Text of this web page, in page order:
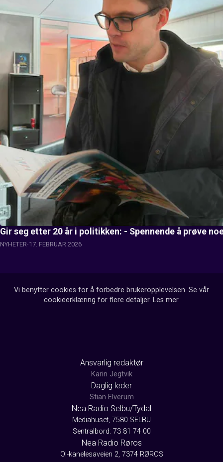
Gir seg etter 20 år i politikken: - Spennende å prøve
NYHETER 17. FEBRUAR 2026
Vi benytter cookies for å forbedre brukeropplevelsen. Se vår
cookieerklæring for flere detaljer. Les mer.
Ansvarlig redaktør
Karin Jegtvik
Daglig leder
Stian Elverum
Nea Radio Selbu/Tydal
Mediahuset, 7580 SELBU
Sentralbord: 73 81 74 00
Nea Radio Røros
Ol-kanelesaveien 2, 7374 RØROS